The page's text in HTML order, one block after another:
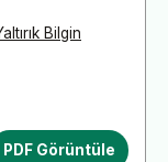
Bilgin
PDF Görüntüle